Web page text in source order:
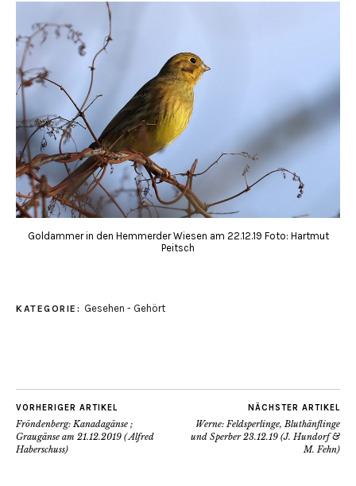
Goldammer in den Hemmerder Wiesen am 22.12.19 Foto: Hartmut
Peitsch
KATEGORIE: Gesehen - Gehört
VORHERIGER ARTIKEL
Fröndenberg: Kanadagänse ;
Graugänse am 21.12.2019 ( Alfred
Haberschuss)
NÄCHSTER ARTIKEL
Werne: Feldsperlinge, Bluthänflinge
und Sperber 23.12.19 (J. Hundorf &
M. Fehn)